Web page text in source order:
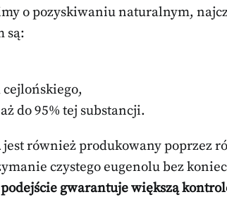
o pozyskiwaniu naturalnym,
są:
do 95% tej substancji.
jest również produkowany poprzez
czystego eugenolu bez
gwarantuje większą